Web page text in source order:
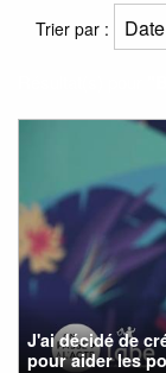
Trier par :
J'ai décidé de
pour aider les